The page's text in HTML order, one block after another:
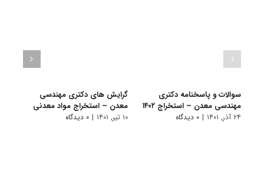
سوالات و پاسخنامه دکتری
مهندسی معدن – استخراج ۱۴۰۲
۲۴ آذر, ۱۴۰۱ | ۰ دیدگاه
گرایش های دکتری ﻣﻬﻨﺪسی
ﻣﻌﺪن – اﺳﺘﺨﺮاج مواد معدنی
۱۰ تیر, ۱۴۰۱ | ۰ دیدگاه